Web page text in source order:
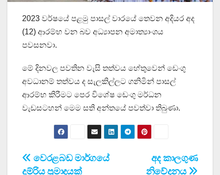
2023 වර්ෂයේ පළමු පාසල් වාරයේ තෙවන අදියර අද
(12) ආරම්භ වන බව අධ්‍යාපන අමාත්‍යාංශය
පවසනවා.
මේ දිනවල පවතින වැසි තත්වය හේතුවෙන් ඩෙංගු
අවධානම් තත්වය ද සැලකිල්ලට ගනිමින් පාසල්
ආරම්භ කිරීමට පෙර විශේෂ ඩෙංගු මර්ධන
වැඩසටහන් මෙම සති අන්තයේ පවත්වා තිබුණා.
Post
අද කාලගුණ
නිවේදනය
වෙරළබඩ මාර්ගයේ
දුම්රිය ප්‍රමාදයක්